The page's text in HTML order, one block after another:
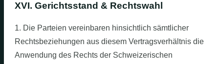
XVI. Gerichtsstand & Rechtswahl
1. Die Parteien vereinbaren hinsichtlich sämtlicher
Rechtsbeziehungen aus diesem Vertragsverhältnis die
Anwendung des Rechts der Schweizerischen